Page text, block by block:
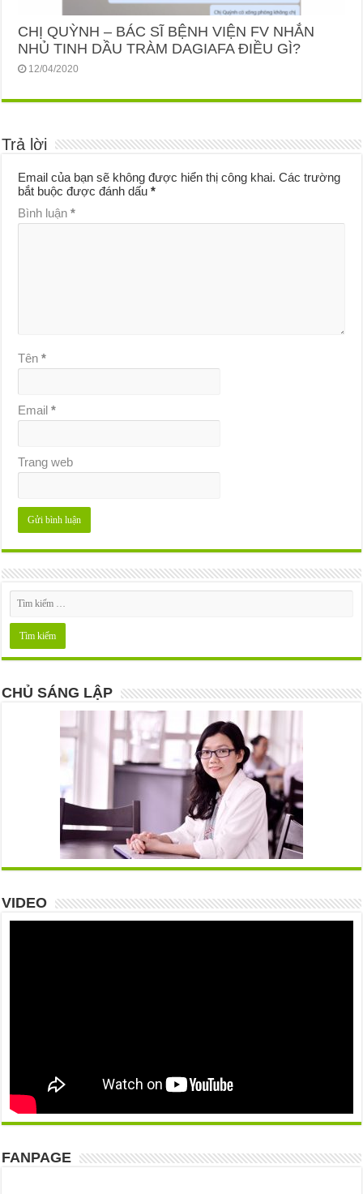
CHỊ QUỲNH – BÁC SĨ BỆNH VIỆN FV NHẮN
NHỦ TINH DẦU TRÀM DAGIAFA ĐIỀU GÌ?
12/04/2020
Trả lời
Email của bạn sẽ không được hiển thị công khai. Các trường
bắt buộc được đánh dấu*
Bình luận*
Tên*
Email*
Trang web
CHỦ SÁNG LẬP
VIDEO
FANPAGE